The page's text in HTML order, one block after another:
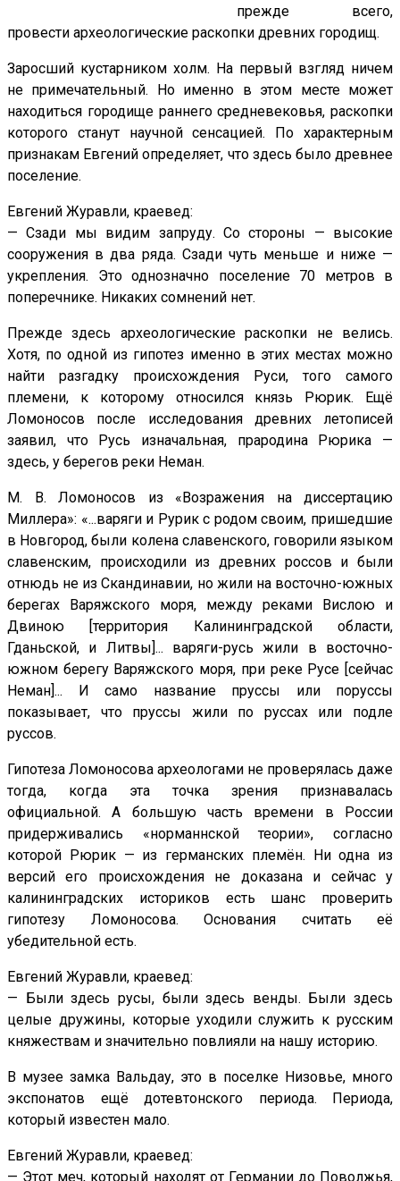
прежде всего,
провести археологические раскопки древних городищ.
Заросший кустарником холм. На первый взгляд ничем
не примечательный. Но именно в этом месте может
находиться городище раннего средневековья, раскопки
которого станут научной сенсацией. По характерным
признакам Евгений определяет, что здесь было древнее
поселение.
Евгений Журавли, краевед:
— Сзади мы видим запруду. Со стороны — высокие
сооружения в два ряда. Сзади чуть меньше и ниже —
укрепления. Это однозначно поселение 70 метров в
поперечнике. Никаких сомнений нет.
Прежде здесь археологические раскопки не велись.
Хотя, по одной из гипотез именно в этих местах можно
найти разгадку происхождения Руси, того самого
племени, к которому относился князь Рюрик. Ещё
Ломоносов после исследования древних летописей
заявил, что Русь изначальная, прародина Рюрика —
здесь, у берегов реки Неман.
М. В. Ломоносов из «Возражения на диссертацию
Миллера»: «...варяги и Рурик с родом своим, пришедшие
в Новгород, были колена славенского, говорили языком
славенским, происходили из древних россов и были
отнюдь не из Скандинавии, но жили на восточно-южных
берегах Варяжского моря, между реками Вислою и
Двиною [территория Калининградской области,
Гданьской, и Литвы]... варяги-русь жили в восточно-
южном берегу Варяжского моря, при реке Русе [сейчас
Неман]... И само название пруссы или поруссы
показывает, что пруссы жили по руссах или подле
руссов.
Гипотеза Ломоносова археологами не проверялась даже
тогда, когда эта точка зрения признавалась
официальной. А большую часть времени в России
придерживались «норманнской теории», согласно
которой Рюрик — из германских племён. Ни одна из
версий его происхождения не доказана и сейчас у
калининградских историков есть шанс проверить
гипотезу Ломоносова. Основания считать её
убедительной есть.
Евгений Журавли, краевед:
— Были здесь русы, были здесь венды. Были здесь
целые дружины, которые уходили служить к русским
княжествам и значительно повлияли на нашу историю.
В музее замка Вальдау, это в поселке Низовье, много
экспонатов ещё дотевтонского периода. Периода,
который известен мало.
Евгений Журавли, краевед:
— Этот меч, который находят от Германии до Поволжья,